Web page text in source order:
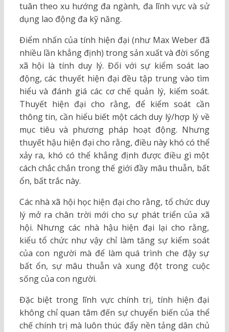
tuân theo xu hướng đa ngành, đa lĩnh vực và sử
dụng lao động đa kỹ năng.
Điểm nhấn của tính hiện đại (như Max Weber đã
nhiều lần khẳng định) trong sản xuất và đời sống
xã hội là tính duy lý. Đối với sự kiểm soát lao
động, các thuyết hiện đại đều tập trung vào tìm
hiểu và đánh giá các cơ chế quản lý, kiểm soát.
Thuyết hiện đại cho rằng, để kiểm soát cần
thông tin, cần hiểu biết một cách duy lý/hợp lý về
mục tiêu và phương pháp hoạt động. Nhưng
thuyết hậu hiện đại cho rằng, điều này khó có thể
xảy ra, khó có thể khẳng định được điều gì một
cách chắc chắn trong thế giới đầy mâu thuẫn, bất
ổn, bất trắc này.
Các nhà xã hội học hiện đại cho rằng, tổ chức duy
lý mở ra chân trời mới cho sự phát triển của xã
hội. Nhưng các nhà hậu hiện đại lại cho rằng,
kiểu tổ chức như vậy chỉ làm tăng sự kiểm soát
của con người mà để làm quá trình che đậy sự
bất ổn, sự mâu thuẫn và xung đột trong cuộc
sống của con người.
Đặc biệt trong lĩnh vực chính trị, tính hiện đại
không chỉ quan tâm đến sự chuyển biến của thể
chế chính trị mà luôn thúc đẩy nền tảng dân chủ